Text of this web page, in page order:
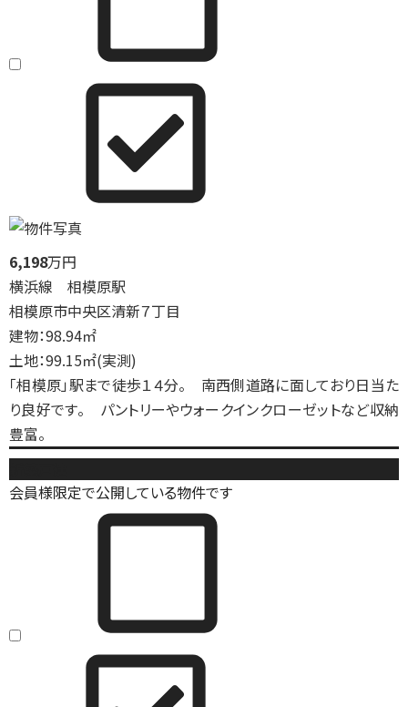
6,198万円
横浜線 相模原駅
相模原市中央区清新７丁目
建物：98.94㎡
土地：99.15㎡(実測)
「相模原」駅まで徒歩１４分。 南西側道路に面しており日当た
り良好です。 パントリーやウォークインクローゼットなど収納
豊富。
会員様限定で公開している物件です